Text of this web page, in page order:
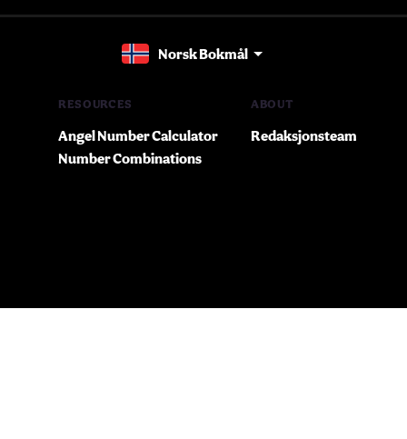
Norsk Bokmål
RESOURCES
Angel Number Calculator
Number Combinations
ABOUT
Redaksjonsteam